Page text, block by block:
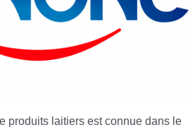
produits laitiers est connue dans le